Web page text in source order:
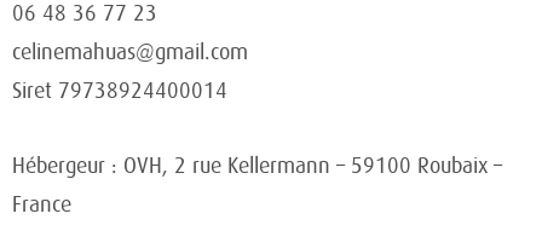
06 48 36 77 23
celinemahuas@gmail.com
Siret 79738924400014
Hébergeur : OVH, 2 rue Kellermann – 59100 Roubaix –
France